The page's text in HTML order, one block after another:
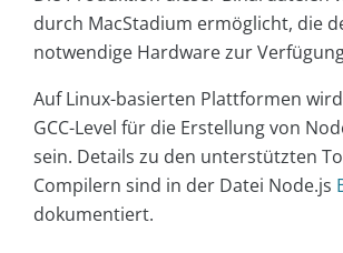
durch MacStadium ermöglicht, die
notwendige Hardware zur
Auf Linux-basierten Plattformen
GCC-Level für die Erstellung von
sein. Details zu den unterstützten
Compilern sind in der Datei Node.js
dokumentiert.